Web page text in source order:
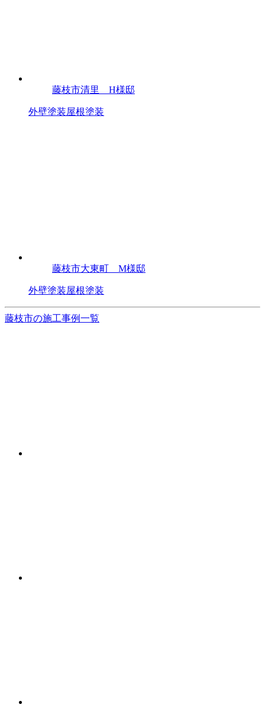
藤枝市清里 H様邸
外壁塗装屋根塗装
藤枝市大東町 M様邸
外壁塗装屋根塗装
藤枝市の施工事例一覧